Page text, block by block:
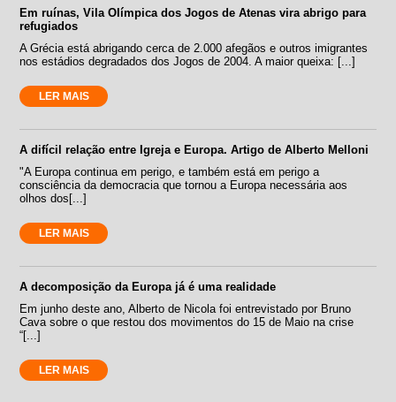
Em ruínas, Vila Olímpica dos Jogos de Atenas vira abrigo para
refugiados
A Grécia está abrigando cerca de 2.000 afegãos e outros imigrantes
nos estádios degradados dos Jogos de 2004. A maior queixa: [...]
LER MAIS
A difícil relação entre Igreja e Europa. Artigo de Alberto Melloni
"A Europa continua em perigo, e também está em perigo a
consciência da democracia que tornou a Europa necessária aos
olhos dos[...]
LER MAIS
A decomposição da Europa já é uma realidade
Em junho deste ano, Alberto de Nicola foi entrevistado por Bruno
Cava sobre o que restou dos movimentos do 15 de Maio na crise
“[...]
LER MAIS